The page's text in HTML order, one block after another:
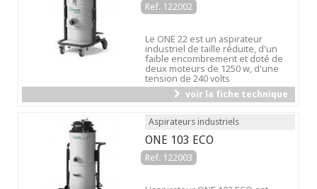
Ref. 122002
Le ONE 22 est un aspirateur
industriel de taille réduite, d'un
faible encombrement et doté de
deux moteurs de 1250 w, d'une
tension de 240 volts
voir la fiche technique
Aspirateurs industriels
ONE 103 ECO
Ref. 122003